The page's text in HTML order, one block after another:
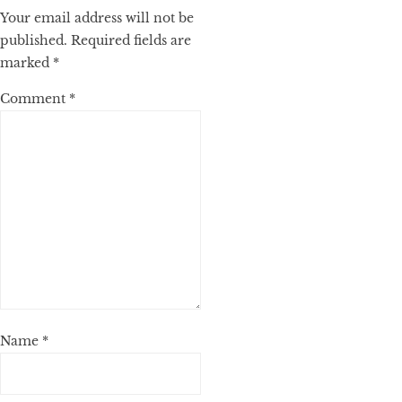
Your email address will not be
published. Required fields are
marked *
Comment *
Name *